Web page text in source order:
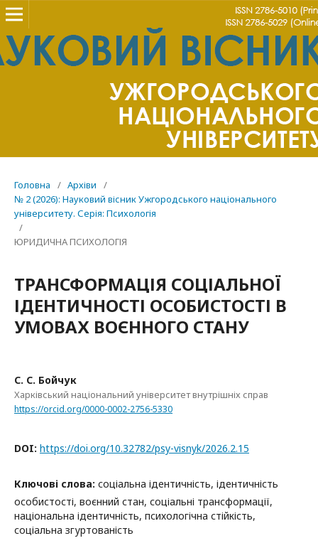
Головна / Архіви
/
№ 2 (2026): Науковий вісник Ужгородського національного
університету. Серія: Психологія
/
ЮРИДИЧНА ПСИХОЛОГІЯ
ТРАНСФОРМАЦІЯ СОЦІАЛЬНОЇ
ІДЕНТИЧНОСТІ ОСОБИСТОСТІ В
УМОВАХ ВОЄННОГО СТАНУ
С. С. Бойчук
Харківський національний університет внутрішніх справ
https://orcid.org/0000-0002-2756-5330
DOI: https://doi.org/10.32782/psy-visnyk/2026.2.15
Ключові слова: соціальна ідентичність, ідентичність
особистості, воєнний стан, соціальні трансформації,
національна ідентичність, психологічна стійкість,
соціальна згуртованість